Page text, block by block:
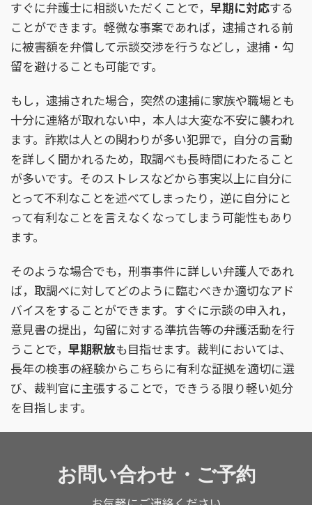
すぐに弁護士に相談いただくことで， 早期に対応する
ことができます。軽微な事案であれば，逮捕される前
に被害額を弁償して示談交渉を行うなどし，逮捕・勾
留を避けることも可能です。
もし，逮捕された場合，突然の逮捕に家族や職場とも
十分に連絡が取れない中，本人は大変な不安に襲われ
ます。詐欺は人との関わりが多い犯罪で，自分の言動
を詳しく聞かれるため，取調べも長時間にわたること
が多いです。そのストレスなどから事実以上に自分に
とって不利なことを述べてしまったり，逆に自分にと
って有利なことを言えなくなってしまう可能性もあり
ます。
そのような場合でも，刑事事件に詳しい弁護人であれ
ば，取調べに対してどのように臨むべきか適切なアド
バイスをすることができます。すぐに示談の申入れ，
意見書の提出，勾留に対する準抗告等の弁護活動を行
うことで， 早期釈放も目指せます。裁判においては、
長年の検事の経験からこちらに有利な証拠を適切に選
び、裁判官に主張することで，できうる限り軽い処分
を目指します。
お問い合わせ ・ご予約